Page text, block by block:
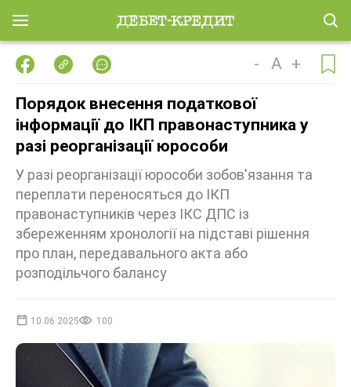
- A +
Порядок внесення податкової
інформації до ІКП правонаступника у
разі реорганізації юрособи
У разі реорганізації юрособи зобов'язання та
переплати переносяться до ІКП
правонаступників через ІКС ДПС із
збереженням хронології на підставі рішення
про план, передавального акта або
розподільчого балансу
10.06.2025 100